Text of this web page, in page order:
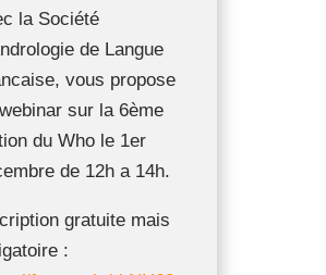
la Société
de Langue
vous propose
sur la 6ème
du Who le 1er
de 12h a 14h.
gratuite mais
: